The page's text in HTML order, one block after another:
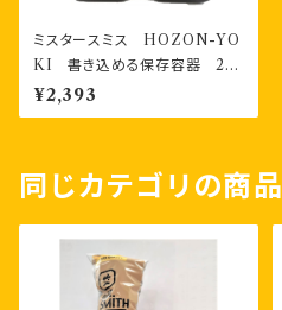
ミスタースミス HOZON-YO
KI 書き込める保存容器 28
0ml2個・400ml2個 計４個
お二人様セット
¥2,393
同じカテゴリの商品